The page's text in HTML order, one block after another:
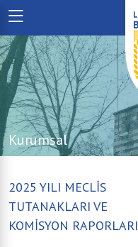
Kurumsal
2025 YILI MECLİS
TUTANAKLARI VE
KOMİSYON RAPORLARI